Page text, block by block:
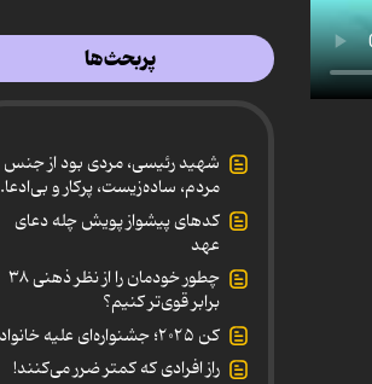
پربحث‌ها
شهید رئیسی، مردی بود از جنس
مردم، ساده‌زیست، پرکار و بی‌ادعا.
کدهای پیشواز پویش چله دعای
عهد
چطور خودمان را از نظر ذهنی ۳۸
برابر قوی‌تر کنیم؟
کن ۲۰۲۵؛ جشنواره‌ای علیه خانواده
راز افرادی که کمتر ضرر می‌کنند!